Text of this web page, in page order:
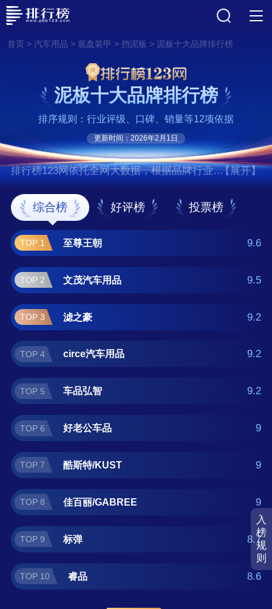
首页> 汽车用品 > 底盘装甲 > 挡泥板 > 泥板十大品牌排行榜
入
榜
规
则
泥板十大品牌排行榜
排序规则：行业评级、口碑、销量等12项依据
更新时间：2026年2月1日
排行榜123网依托全网大数据，根据品牌行业评
级、口碑、销量等12项指标依据，评选出了泥
板十大品牌排行榜，前十名分别是至尊王朝、
文茂汽车用品、滤之豪、circe汽车用品、车品
弘智、好老公车品、酷斯特/KUST、佳百
丽/GABREE、标弹、睿品 。如果您正在查找泥
板什么牌子好？那么本泥板十大品牌榜单可供
您作为选购参考，我们致力于用最真实的数据
提供泥板品牌推荐，让您选得放心。(榜单每月
更新一次)
【展开】
综合榜 好评榜 投票榜
TOP 1 至尊王朝 9.6
TOP 2 文茂汽车用品 9.5
TOP 3 滤之豪 9.2
TOP 4 circe汽车用品 9.2
TOP 5 车品弘智 9.2
TOP 6 好老公车品 9
TOP 7 酷斯特/KUST 9
TOP 8 佳百丽/GABREE 9
TOP 9 标弹 8.7
TOP 10 睿品 8.6